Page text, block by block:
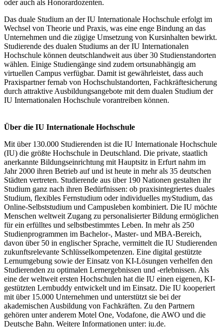
oder auch als Honorardozenten.
Das duale Studium an der IU Internationale Hochschule erfolgt im
Wechsel von Theorie und Praxis, was eine enge Bindung an das
Unternehmen und die zügige Umsetzung von Kursinhalten bewirkt.
Studierende des dualen Studiums an der IU Internationalen
Hochschule können deutschlandweit aus über 30 Studienstandorten
wählen. Einige Studiengänge sind zudem ortsunabhängig am
virtuellen Campus verfügbar. Damit ist gewährleistet, dass auch
Praxispartner fernab von Hochschulstandorten, Fachkräftesicherung
durch attraktive Ausbildungsangebote mit dem dualen Studium der
IU Internationalen Hochschule vorantreiben können.
Über die IU Internationale Hochschule
Mit über 130.000 Studierenden ist die IU Internationale Hochschule
(IU) die größte Hochschule in Deutschland. Die private, staatlich
anerkannte Bildungseinrichtung mit Hauptsitz in Erfurt nahm im
Jahr 2000 ihren Betrieb auf und ist heute in mehr als 35 deutschen
Städten vertreten. Studierende aus über 190 Nationen gestalten ihr
Studium ganz nach ihren Bedürfnissen: ob praxisintegriertes duales
Studium, flexibles Fernstudium oder individuelles myStudium, das
Online-Selbststudium und Campusleben kombiniert. Die IU möchte
Menschen weltweit Zugang zu personalisierter Bildung ermöglichen
für ein erfülltes und selbstbestimmtes Leben. In mehr als 250
Studienprogrammen im Bachelor-, Master- und MBA-Bereich,
davon über 50 in englischer Sprache, vermittelt die IU Studierenden
zukunftsrelevante Schlüsselkompetenzen. Eine digital gestützte
Lernumgebung sowie der Einsatz von KI-Lösungen verhelfen den
Studierenden zu optimalen Lernergebnissen und -erlebnissen. Als
eine der weltweit ersten Hochschulen hat die IU einen eigenen, KI-
gestützten Lernbuddy entwickelt und im Einsatz. Die IU kooperiert
mit über 15.000 Unternehmen und unterstützt sie bei der
akademischen Ausbildung von Fachkräften. Zu den Partnern
gehören unter anderem Motel One, Vodafone, die AWO und die
Deutsche Bahn. Weitere Informationen unter: iu.de.